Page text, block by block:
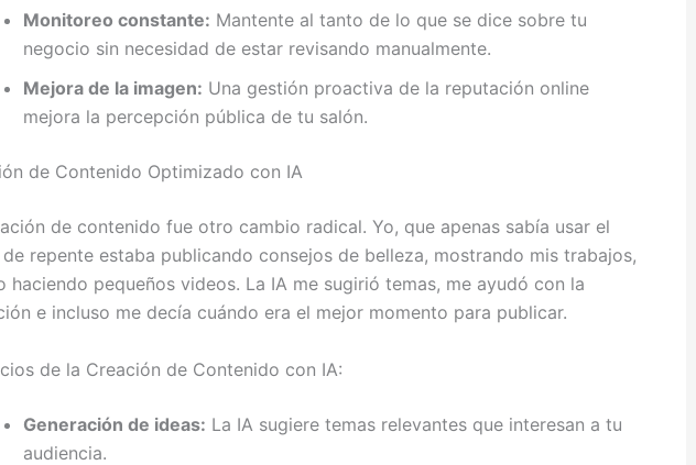
Monitoreo constante: Mantente al tanto de lo que se dice sobre tu
negocio sin necesidad de estar revisando manualmente.
Mejora de la imagen: Una gestión proactiva de la reputación online
mejora la percepción pública de tu salón.
de Contenido Optimizado con IA
de contenido fue otro cambio radical. Yo, que apenas sabía usar el
repente estaba publicando consejos de belleza, mostrando mis trabajos,
haciendo pequeños videos. La IA me sugirió temas, me ayudó con la
e incluso me decía cuándo era el mejor momento para publicar.
de la Creación de Contenido con IA:
Generación de ideas: La IA sugiere temas relevantes que interesan a tu
audiencia.